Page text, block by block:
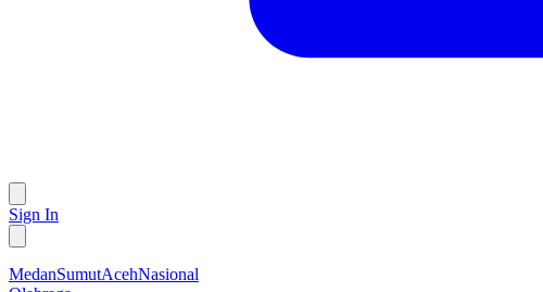
Sign In
MedanSumutAcehNasional